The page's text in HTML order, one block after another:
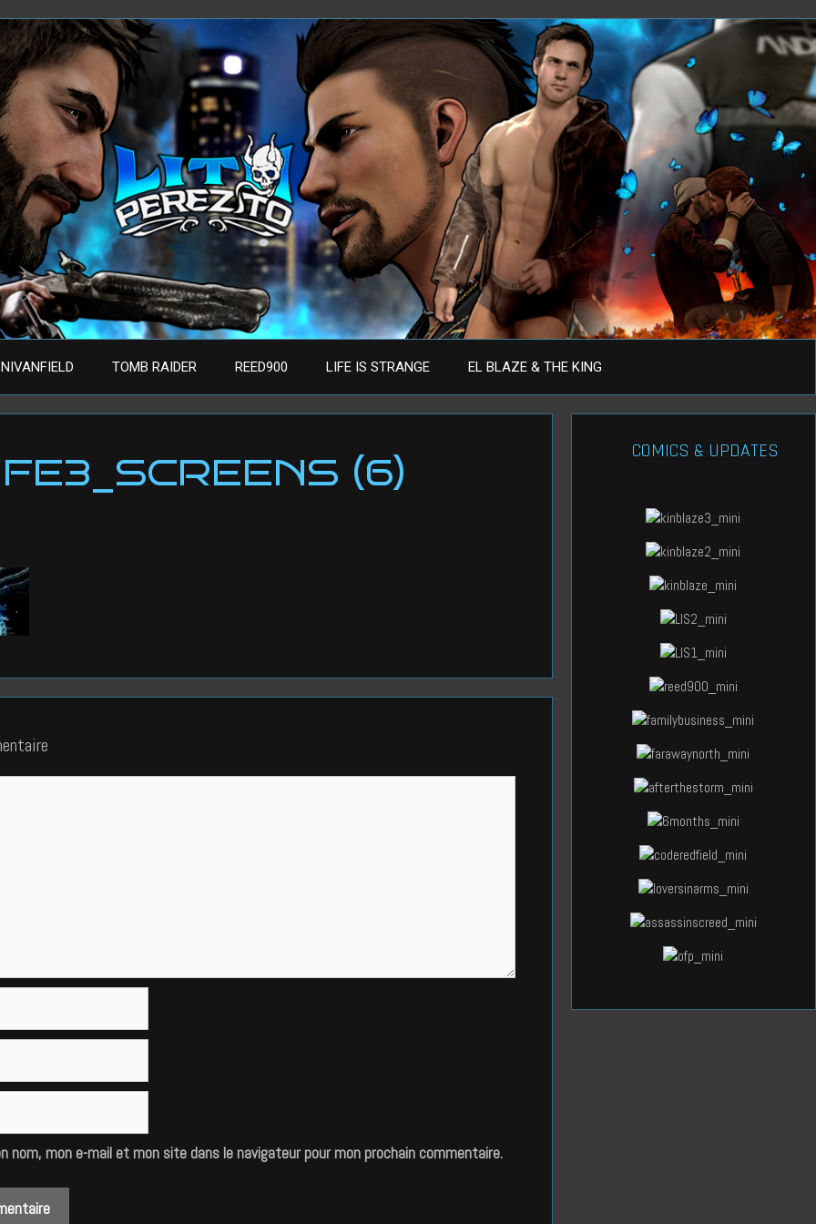
NIVANFIELD TOMB RAIDER REED900 LIFE IS STRANGE EL BLAZE & THE KING
FE3_SCREENS (6)
nom, mon e-mail et mon site dans le navigateur pour mon prochain commentaire.
COMICS & UPDATES